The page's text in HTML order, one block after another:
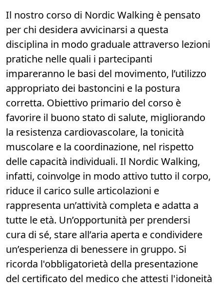
Il nostro corso di Nordic Walking è pensato
per chi desidera avvicinarsi a questa
disciplina in modo graduale attraverso lezioni
pratiche nelle quali i partecipanti
impareranno le basi del movimento, l’utilizzo
appropriato dei bastoncini e la postura
corretta. Obiettivo primario del corso è
favorire il buono stato di salute, migliorando
la resistenza cardiovascolare, la tonicità
muscolare e la coordinazione, nel rispetto
delle capacità individuali. Il Nordic Walking,
infatti, coinvolge in modo attivo tutto il corpo,
riduce il carico sulle articolazioni e
rappresenta un’attività completa e adatta a
tutte le età. Un’opportunità per prendersi
cura di sé, stare all’aria aperta e condividere
un’esperienza di benessere in gruppo. Si
ricorda l'obbligatorietà della presentazione
del certificato del medico che attesti l'idoneità